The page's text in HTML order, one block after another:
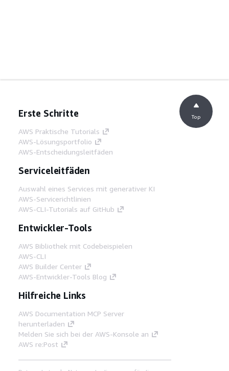
Erste Schritte
AWS Praktische Tutorials
AWS-Lösungsportfolio
AWS-Entscheidungsleitfäden
Serviceleitfäden
Auswahl eines Services mit generativer KI
AWS-Servicerichtlinien
AWS-CLI-Tutorials auf GitHub
Entwickler-Tools
AWS Bibliothek mit Codebeispielen
AWS-CLI
AWS Builder Center
AWS-Entwickler-Tools Blog
Hilfreiche Links
AWS Documentation MCP Server
herunterladen
Melden Sie sich bei der AWS-Konsole an
AWS re:Post
Top